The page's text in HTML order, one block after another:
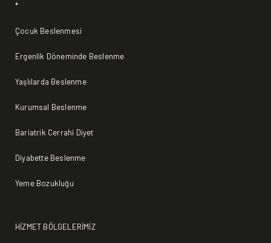
*
Çocuk Beslenmesi
Ergenlik Döneminde Beslenme
Yaşlılarda Beslenme
Kurumsal Beslenme
Bariatrik Cerrahi Diyet
Diyabette Beslenme
Yeme Bozukluğu
HİZMET BÖLGELERİMİZ